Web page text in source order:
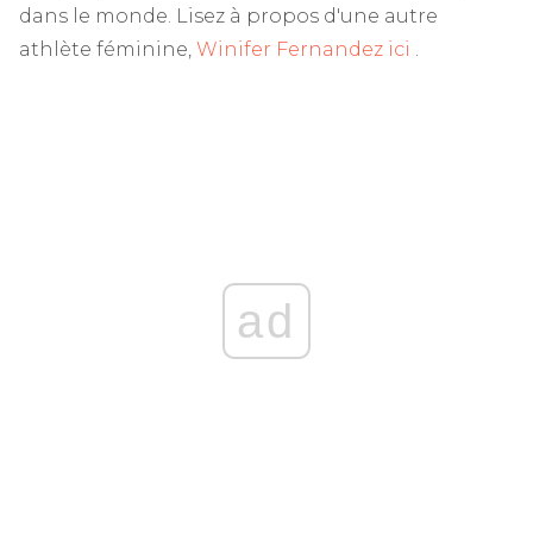
dans le monde. Lisez à propos d'une autre
athlète féminine, Winifer Fernandez ici
ad